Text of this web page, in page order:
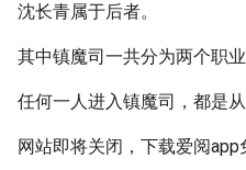
沈长青属于后者。
其中镇魔司一共分为两个职
任何一人进入镇魔司，都是
网站即将关闭，下载爱阅app